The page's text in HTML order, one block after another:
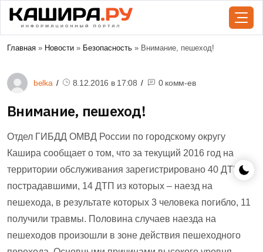
Главная » Новости » Безопасность » Внимание, пешеход!
belka 8.12.2016 в 17:08 0 комм-ев
Внимание, пешеход!
Отдел ГИБДД ОМВД России по городскому округу
Кашира сообщает о том, что за текущий 2016 год на
территории обслуживания зарегистрировано 40 ДТП с
пострадавшими, 14 ДТП из которых – наезд на
пешехода, в результате которых 3 человека погибло, 11
получили травмы. Половина случаев наезда на
пешеходов произошли в зоне действия пешеходного